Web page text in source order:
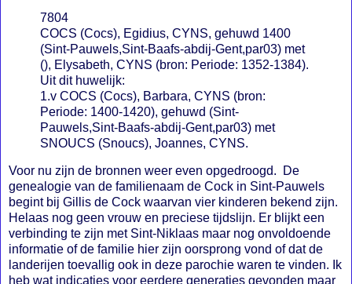
7804
COCS (Cocs), Egidius, CYNS, gehuwd 1400
(Sint-Pauwels,Sint-Baafs-abdij-Gent,par03) met
(), Elysabeth, CYNS (bron: Periode: 1352-1384).
Uit dit huwelijk:
1.v COCS (Cocs), Barbara, CYNS (bron:
Periode: 1400-1420), gehuwd (Sint-
Pauwels,Sint-Baafs-abdij-Gent,par03) met
SNOUCS (Snoucs), Joannes, CYNS.
Voor nu zijn de bronnen weer even opgedroogd. De
genealogie van de familienaam de Cock in Sint-Pauwels
begint bij Gillis de Cock waarvan vier kinderen bekend zijn.
Helaas nog geen vrouw en preciese tijdslijn. Er blijkt een
verbinding te zijn met Sint-Niklaas maar nog onvoldoende
informatie of de familie hier zijn oorsprong vond of dat de
landerijen toevallig ook in deze parochie waren te vinden. Ik
heb wat indicaties voor eerdere generaties gevonden maar